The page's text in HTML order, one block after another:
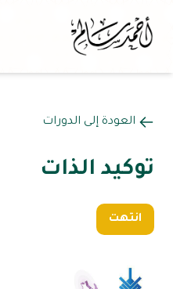
العودة إلى الدورات
توكيد الذات
انتهت